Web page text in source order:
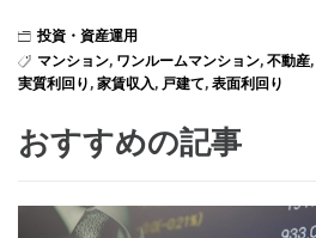
投資・資産運用
マンション, ワンルームマンション, 不動産,
実質利回り , 家賃収入, 戸建て, 表面利回り
おすすめの記事